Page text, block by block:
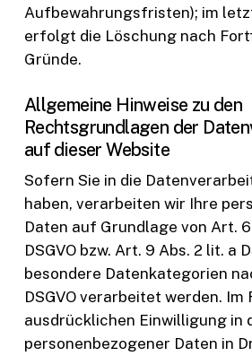
Aufbewahrungsfristen); im
erfolgt die Löschung nach
Gründe.
Allgemeine Hinweise zu den
Rechtsgrundlagen der
auf dieser Website
Sofern Sie in die
haben, verarbeiten wir Ihre
Daten auf Grundlage von Art. 6
DSGVO bzw. Art. 9 Abs. 2 lit. a
besondere Datenkategorien
DSGVO verarbeitet werden. Im
ausdrücklichen Einwilligung in
personenbezogener Daten in